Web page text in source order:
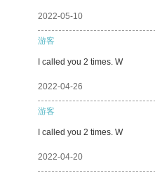
2022-05-10
游客
I called you 2 times. W
2022-04-26
游客
I called you 2 times. W
2022-04-20